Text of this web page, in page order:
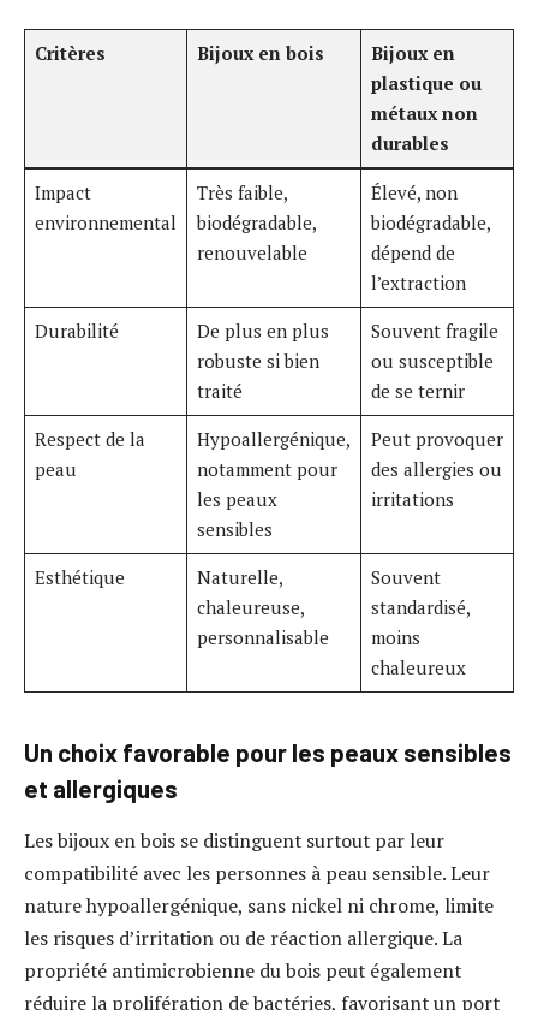
Critères Bijoux en bois
Bijoux en
plastique ou
métaux non
durables
Impact
environnemental
Très faible,
biodégradable,
renouvelable
Élevé, non
biodégradable,
dépend de
l’extraction
Durabilité
De plus en plus
robuste si bien
traité
Souvent fragile
ou susceptible
de se ternir
Respect de la
peau
Hypoallergénique,
notamment pour
les peaux
sensibles
Peut provoquer
des allergies ou
irritations
Esthétique
Naturelle,
chaleureuse,
personnalisable
Souvent
standardisé,
moins
chaleureux
Un choix favorable pour les peaux sensibles
et allergiques
Les bijoux en bois se distinguent surtout par leur
compatibilité avec les personnes à peau sensible. Leur
nature hypoallergénique, sans nickel ni chrome, limite
les risques d’irritation ou de réaction allergique. La
propriété antimicrobienne du bois peut également
réduire la prolifération de bactéries, favorisant un port